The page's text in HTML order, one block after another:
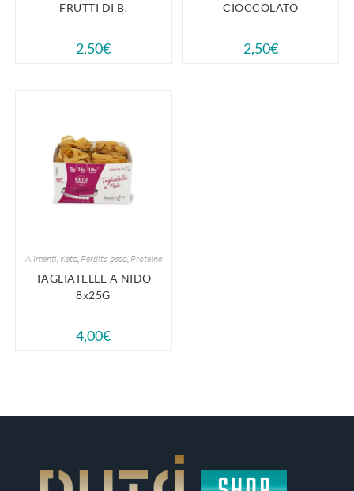
FRUTTI DI B.
2,50€
CIOCCOLATO
2,50€
Alimenti, Keto, Perdita peso, Proteine
TAGLIATELLE A NIDO
8x25G
4,00€